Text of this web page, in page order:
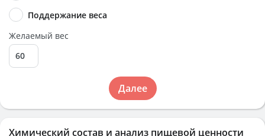
Химический состав и анализ пищевой ценности
Поддержание веса
Желаемый вес
Далее